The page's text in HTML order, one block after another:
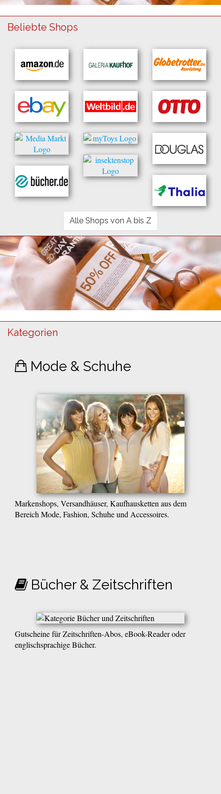
Beliebte Shops
Alle Shops von A bis Z
Kategorien
Mode & Schuhe
Markenshops, Versandhäuser, Kaufhausketten aus dem
Bereich Mode, Fashion, Schuhe und Accessoires.
Bücher & Zeitschriften
Gutscheine für Zeitschriften-Abos, eBook-Reader oder
englischsprachige Bücher.